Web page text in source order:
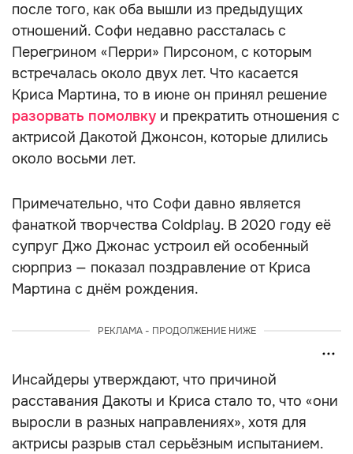
после того, как оба вышли из предыдущих
отношений. Софи недавно рассталась с
Перегрином «Перри» Пирсоном, с которым
встречалась около двух лет. Что касается
Криса Мартина, то в июне он принял решение
разорвать помолвку и прекратить отношения с
актрисой Дакотой Джонсон, которые длились
около восьми лет.
Примечательно, что Софи давно является
фанаткой творчества Coldplay. В 2020 году её
супруг Джо Джонас устроил ей особенный
сюрприз — показал поздравление от Криса
Мартина с днём рождения.
РЕКЛАМА - ПРОДОЛЖЕНИЕ НИЖЕ
Инсайдеры утверждают, что причиной
расставания Дакоты и Криса стало то, что «они
выросли в разных направлениях», хотя для
актрисы разрыв стал серьёзным испытанием.